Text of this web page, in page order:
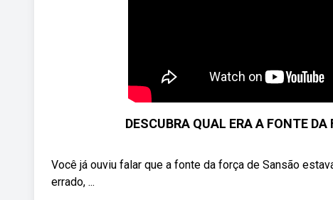
DESCUBRA QUAL ERA A FONTE
Você já ouviu falar que a fonte da força de Sansão
errado, ...